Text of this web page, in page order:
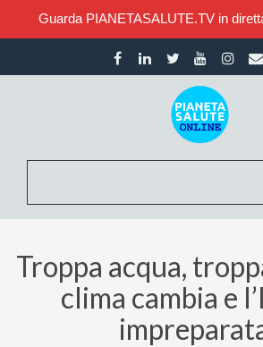
Guarda PIANETASALUTE.TV in
Troppa acqua,
clima cambia e